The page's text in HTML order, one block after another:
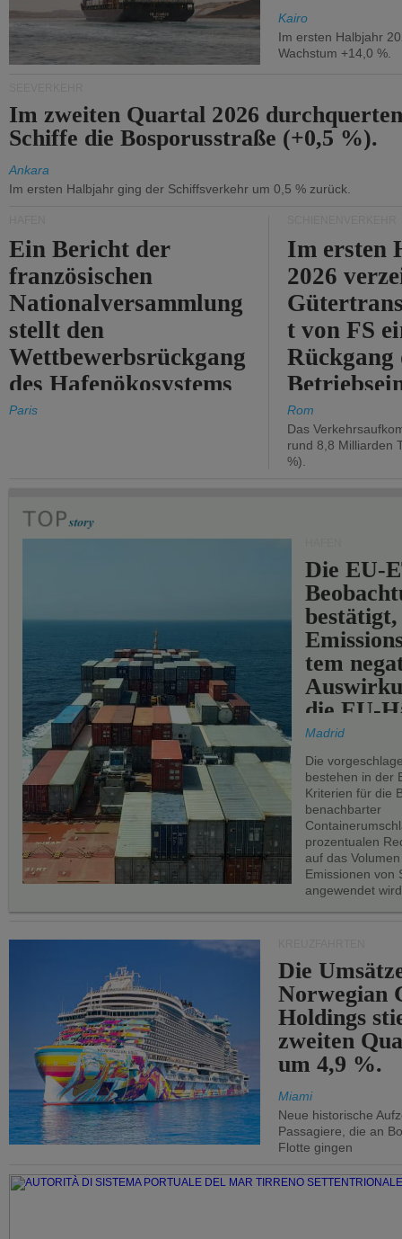
Kairo
Im ersten Halbjahr
Wachstum +14,0 %.
Im zweiten Quartal 2026
Schiffe die Bosporusstraße (+0,5 %).
Ankara
Im ersten Halbjahr ging der Schiffsverkehr um 0,5 % zurück.
Ein Bericht der
französischen
Nationalversammlung
stellt den
Wettbewerbsrückgang
des Hafenökosystems
des Staates fest.
Paris
Im ersten
2026
t von FS
Rückgang
um 2,7 %.
Rom
Das
rund 8,8 Milliarden
%).
Die EU-
bestätigt,
tem
die EU-
Madrid
Die
bestehen in der
Kriterien für die
benachbarter
prozentualen
auf das
Emissionen von
angewendet
Die
Norwegian
Holdings
zweiten
um 4,9 %.
Miami
Neue historische
Passagiere, die an
Flotte gingen